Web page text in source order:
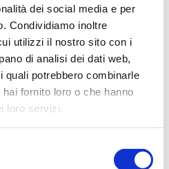
dei social media e per
Condividiamo inoltre
utilizzi il nostro sito con i
di analisi dei dati web,
quali potrebbero combinarle
fornito loro o che hanno
loro servizi.